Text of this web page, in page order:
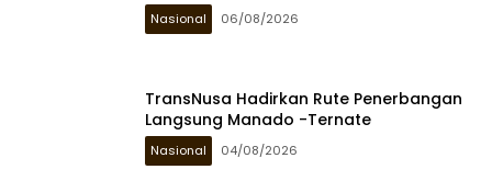
Nasional 06/08/2026
TransNusa Hadirkan Rute Penerbangan
Langsung Manado -Ternate
Nasional 04/08/2026